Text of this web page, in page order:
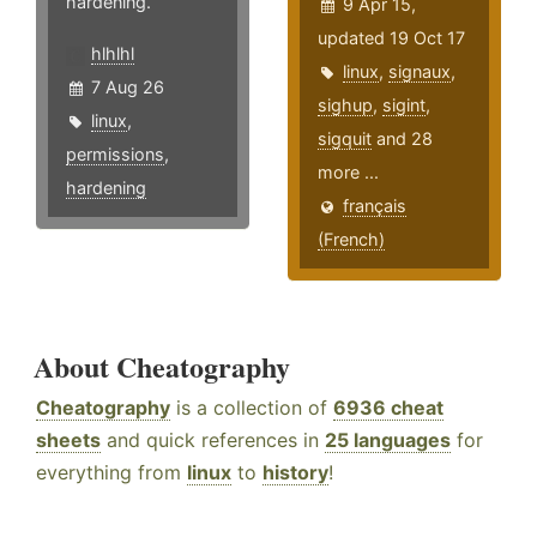
hlhlhl
7 Aug 26
linux,
permissions,
hardening
9 Apr 15,
updated 19 Oct 17
linux, signaux,
sighup, sigint,
sigquit and 28
more ...
français
(French)
About Cheatography
Cheatography is a collection of 6936 cheat
sheets and quick references in 25 languages for
everything from linux to history!